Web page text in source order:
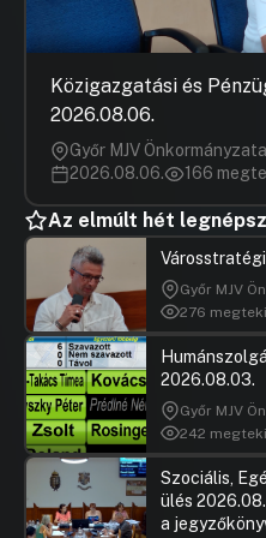
beszámolója
HozzászólásokUgrás
24. Kispesti Egyesített
intézményvezetői pályázat
elfogadása
HozzászólásokUgrás
25. Kispesti Egyesített
intézményvezetőjének
lejártához kapcsolódó
Hozzászólások
26. A Kispesti Egyesített
okiratának módosítása
kiegészítő döntés
Hozzászólások
27. Javaslat a Kispesti
Egyeztető Fórum
tagságára és feladatainak
meghatározására
HozzászólásokUgrás
28. Alapítványi pályázatok
támogatásának elbírálása
Közigazgatási és
2026.08.06.
Győr MJV Önkormányzata
2026.08.06.
166
Az elmúlt hét
Győr MJV
276
2026.08.03.
Győr MJV
242
Szociális,
ülés
a